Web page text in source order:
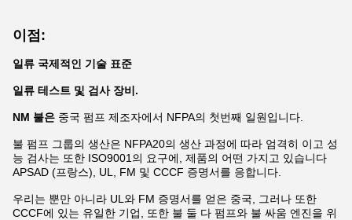
이점:
일류 국제적인 기술 표준
일류 테스트 및 검사 장비.
NM 불은 중국 펌프 제조자에서 NFPA의 첫번째 일원입니다.
불 펌프 그룹의 생산은 NFPA20의 생산 과정에 따라 엄격히 이고 성
능 검사는 또한 ISO9001의 요구에, 제품의 어떤 가지고 있습니다
APSAD (프랑스), UL, FM 및 CCCF 증명서를 응합니다.
우리는 뿐만 아니라 UL와 FM 증명서를 얻은 중국, 그러나 또한
CCCF에 있는 유일한 기업, 또한 불 둘 다 펌프와 불 싸움 엔진을 위